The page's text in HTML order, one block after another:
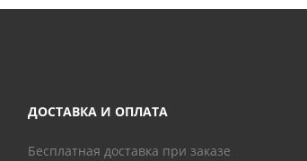
ДОСТАВКА И ОПЛАТА
Бесплатная доставка при заказе